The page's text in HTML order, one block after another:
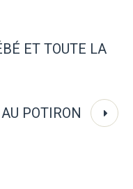
ET TOUTE LA
POTIRON